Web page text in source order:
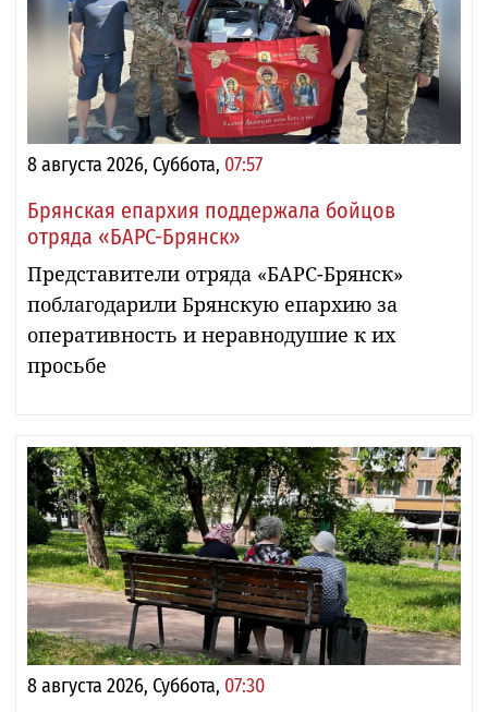
8 августа 2026, Суббота, 07:57
Брянская епархия поддержала бойцов
отряда «БАРС-Брянск»
Представители отряда «БАРС-Брянск»
поблагодарили Брянскую епархию за
оперативность и неравнодушие к их
просьбе
8 августа 2026, Суббота, 07:30